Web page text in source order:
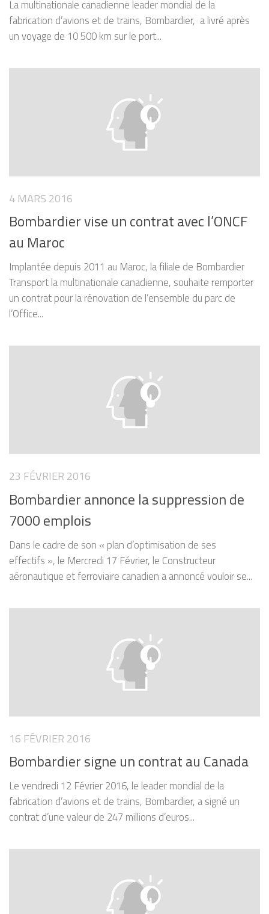
La multinationale canadienne leader mondial de la
fabrication d’avions et de trains, Bombardier, a livré après
un voyage de 10 500 km sur le port...
4 MARS 2016
Bombardier vise un contrat avec l’ONCF
au Maroc
Implantée depuis 2011 au Maroc, la filiale de Bombardier
Transport la multinationale canadienne, souhaite remporter
un contrat pour la rénovation de l’ensemble du parc de
l’Office...
23 FÉVRIER 2016
Bombardier annonce la suppression de
7000 emplois
Dans le cadre de son « plan d’optimisation de ses
effectifs », le Mercredi 17 Février, le Constructeur
aéronautique et ferroviaire canadien a annoncé vouloir se...
16 FÉVRIER 2016
Bombardier signe un contrat au Canada
Le vendredi 12 Février 2016, le leader mondial de la
fabrication d’avions et de trains, Bombardier, a signé un
contrat d’une valeur de 247 millions d’euros...